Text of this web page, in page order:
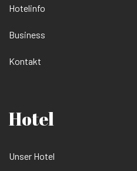
Hotelinfo
Business
Kontakt
Hotel
Unser Hotel